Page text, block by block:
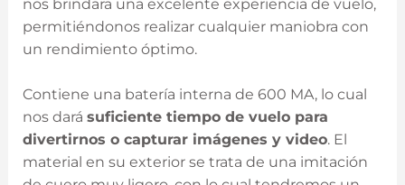
nos brindara una excelente experiencia de vuelo,
permitiéndonos realizar cualquier maniobra con
un rendimiento óptimo.
Contiene una batería interna de 600 MA, lo cual
nos dará suficiente tiempo de vuelo para
divertirnos o capturar imágenes y video. El
material en su exterior se trata de una imitación